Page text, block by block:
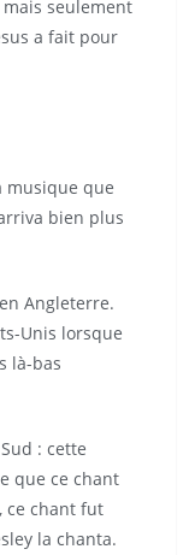
seulement
a fait pour
musique que
bien plus
Angleterre.
Unis lorsque
là-bas
: cette
que ce chant
ce chant fut
la chanta.